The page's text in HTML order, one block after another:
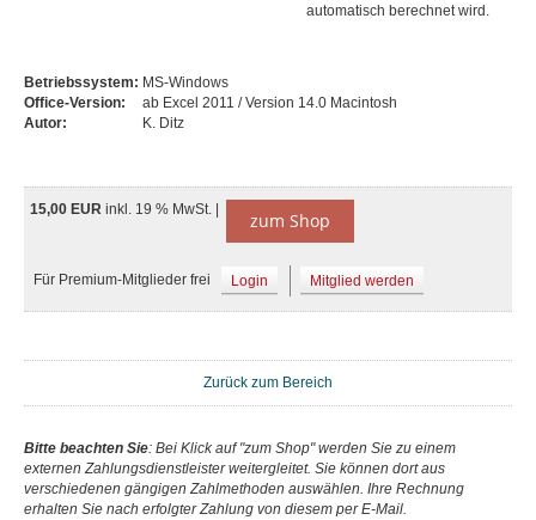
automatisch berechnet wird.
Betriebssystem: MS-Windows
Office-Version:
ab Excel 2011 / Version 14.0 Macintosh
Autor:
K. Ditz
15,00 EUR inkl. 19 % MwSt. | zum Shop
Für Premium-Mitglieder frei Login Mitglied werden
Zurück zum Bereich
Bitte beachten Sie: Bei Klick auf "zum Shop" werden Sie zu einem
externen Zahlungsdienstleister weitergleitet. Sie können dort aus
verschiedenen gängigen Zahlmethoden auswählen. Ihre Rechnung
erhalten Sie nach erfolgter Zahlung von diesem per E-Mail.